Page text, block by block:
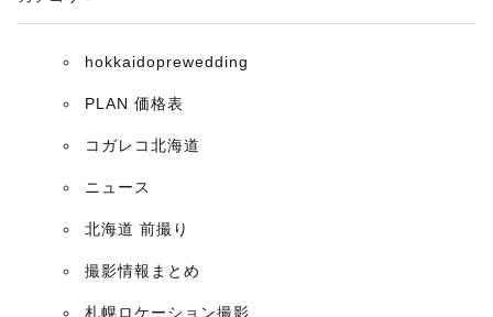
hokkaidoprewedding
PLAN 価格表
コガレコ北海道
ニュース
北海道 前撮り
撮影情報まとめ
札幌ロケーション撮影